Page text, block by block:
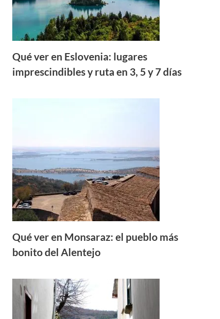
Qué ver en Eslovenia: lugares
imprescindibles y ruta en 3, 5 y 7 días
Qué ver en Monsaraz: el pueblo más
bonito del Alentejo